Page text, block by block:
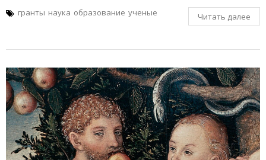
гранты наука образование ученые Читать далее